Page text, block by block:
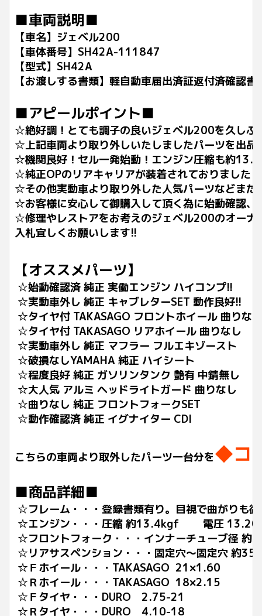
■車両説明■
【車名】ジェベル200
【車体番号】SH42A-111847
【型式】SH42A
【お渡しする書類】軽自動車届出済証返付済確認書
■アピールポイント■
☆絶好調！とても調子の良いジェベル200を久しぶ
☆上記車両より取り外しいたしましたパーツを出品
☆機関良好！セル一発始動！エンジン圧縮も約
☆純正OPのリアキャリアが装着されておりました！
☆その他実動車より取り外した人気パーツなどま
☆お客様に安心して御購入して頂く為に始動確認、
☆修理やレストアをお考えのジェベル200のオーナ
入札宜しくお願いします!!
【オススメパーツ】
☆始動確認済 純正 実働エンジン ハイコンプ!!
☆実動車外し 純正 キャブレターSET 動作良好!!
☆タイヤ付 TAKASAGO フロントホイール 曲りなし
☆タイヤ付 TAKASAGO リアホイール 曲りなし
☆実動車外し 純正 マフラー フルエキゾースト
☆破損なしYAMAHA 純正 ハイシート
☆程度良好 純正 ガソリンタンク 艶有 中錆無し
☆大人気 アルミ ヘッドライトガード 曲りなし
☆曲りなし 純正 フロントフォークSET
☆動作確認済 純正 イグナイター CDI
こちらの車両より取外したパーツ一台分を◆コ
■商品詳細■
☆フレーム・・・登録書類有り。目視で曲がりも
☆エンジン・・・圧縮 約13.4kgf 電圧
☆フロントフォーク・・・インナーチューブ径
☆リアサスペンション・・・固定穴～固定穴 約
☆Ｆホイール・・・TAKASAGO 21×1.60
☆Ｒホイール・・・TAKASAGO 18×2.15
☆Ｆタイヤ・・・DURO 2.75-21
☆Ｒタイヤ・・・DURO 4.10-18